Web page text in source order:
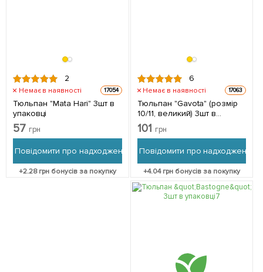
2
Немає в наявності 17054
Тюльпан "Mata Hari" 3шт в
упаковці
57 грн
Повідомити про надходження
+2.28грн бонусів за покупку
6
Немає в наявності 17063
Тюльпан "Gavota" (розмір
10/11, великий) 3шт в
упаковці
101 грн
Повідомити про надходження
+4.04грн бонусів за покупку